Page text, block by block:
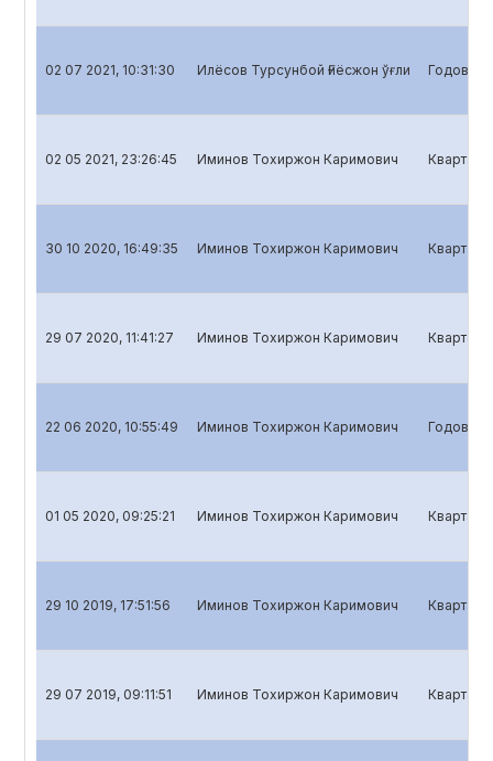
02 07 2021, 10:31:30 Илёсов Турсунбой Ғиёсжон ўғли Годовой
02 05 2021, 23:26:45 Иминов Тохиржон Каримович
30 10 2020, 16:49:35 Иминов Тохиржон Каримович
29 07 2020, 11:41:27 Иминов Тохиржон Каримович
22 06 2020, 10:55:49 Иминов Тохиржон Каримович Годовой
01 05 2020, 09:25:21 Иминов Тохиржон Каримович
29 10 2019, 17:51:56 Иминов Тохиржон Каримович
29 07 2019, 09:11:51 Иминов Тохиржон Каримович